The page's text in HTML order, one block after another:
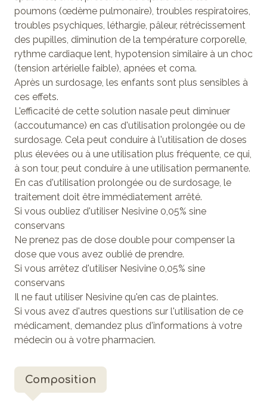
poumons (œdème pulmonaire), troubles respiratoires,
troubles psychiques, léthargie, pâleur, rétrécissement
des pupilles, diminution de la température corporelle,
rythme cardiaque lent, hypotension similaire à un choc
(tension artérielle faible), apnées et coma.
Après un surdosage, les enfants sont plus sensibles à
ces effets.
L'efficacité de cette solution nasale peut diminuer
(accoutumance) en cas d'utilisation prolongée ou de
surdosage. Cela peut conduire à l'utilisation de doses
plus élevées ou à une utilisation plus fréquente, ce qui,
à son tour, peut conduire à une utilisation permanente.
En cas d'utilisation prolongée ou de surdosage, le
traitement doit être immédiatement arrêté.
Si vous oubliez d'utiliser Nesivine 0,05% sine
conservans
Ne prenez pas de dose double pour compenser la
dose que vous avez oublié de prendre.
Si vous arrêtez d'utiliser Nesivine 0,05% sine
conservans
Il ne faut utiliser Nesivine qu'en cas de plaintes.
Si vous avez d'autres questions sur l'utilisation de ce
médicament, demandez plus d'informations à votre
médecin ou à votre pharmacien.
Composition